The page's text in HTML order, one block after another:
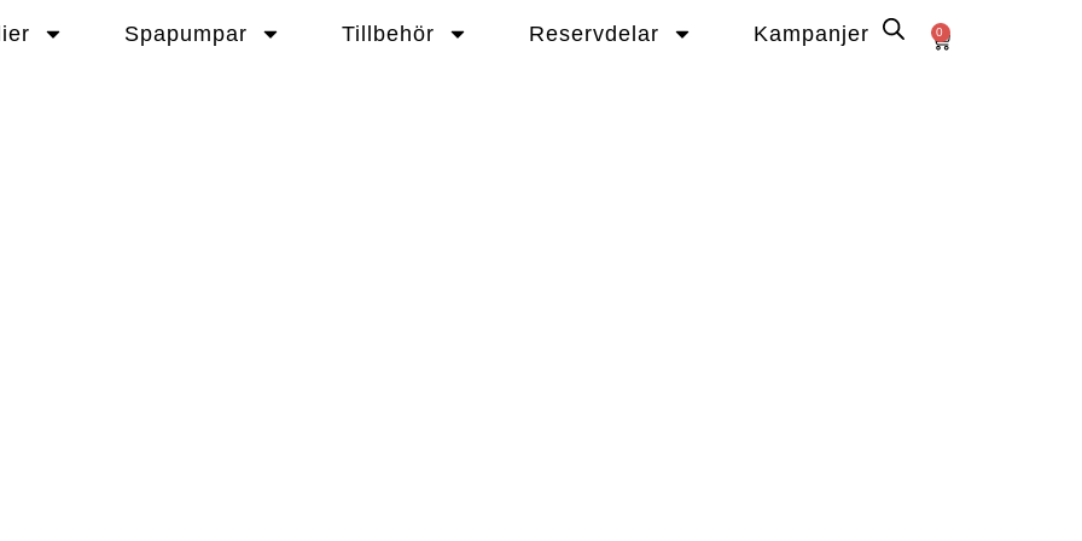
Spapumpar Tillbehör Reservdelar Kampanjer 0
Varukorg